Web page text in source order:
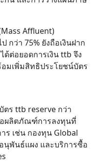
Affluent)
กว่า 75% ยังถือเงินฝาก
ต่อยอดการเงิน ttb จึง
มเพิ่มสิทธิประโยชน์บัตร
ร ttb reserve กว่า
อผลิตภัณฑ์การลงทุนที่
ร เช่น กองทุน Global
พันธ์แผง และบริการซื้อ